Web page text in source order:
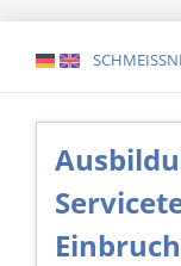
DE EN